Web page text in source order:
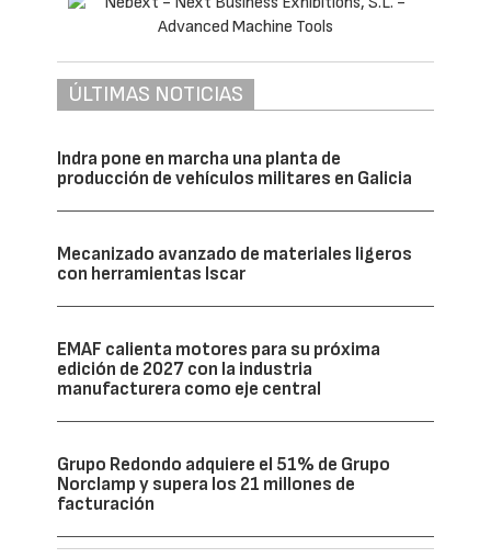
ÚLTIMAS NOTICIAS
Indra pone en marcha una planta de
producción de vehículos militares en Galicia
Mecanizado avanzado de materiales ligeros
con herramientas Iscar
EMAF calienta motores para su próxima
edición de 2027 con la industria
manufacturera como eje central
Grupo Redondo adquiere el 51% de Grupo
Norclamp y supera los 21 millones de
facturación